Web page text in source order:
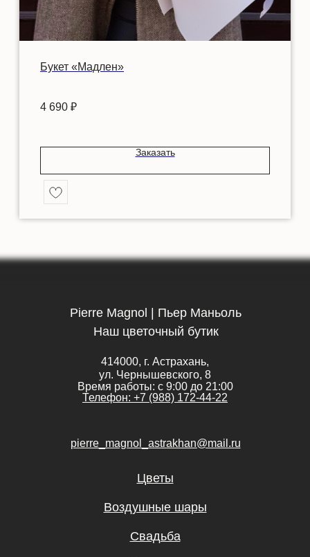
Букет «Мадлен»
4 690 ₽
Заказать
pierre_magnol_astrakhan@mail.ru
414000, г. Астрахань,
ул. Чернышевского, 8
Время работы: с 9:00 до 21:00
Телефон: +7 (988) 172-44-22
Свадьба
Воздушные шары
Цветы
Pierre Magnol | Пьер Маньоль
Наш цветочный бутик